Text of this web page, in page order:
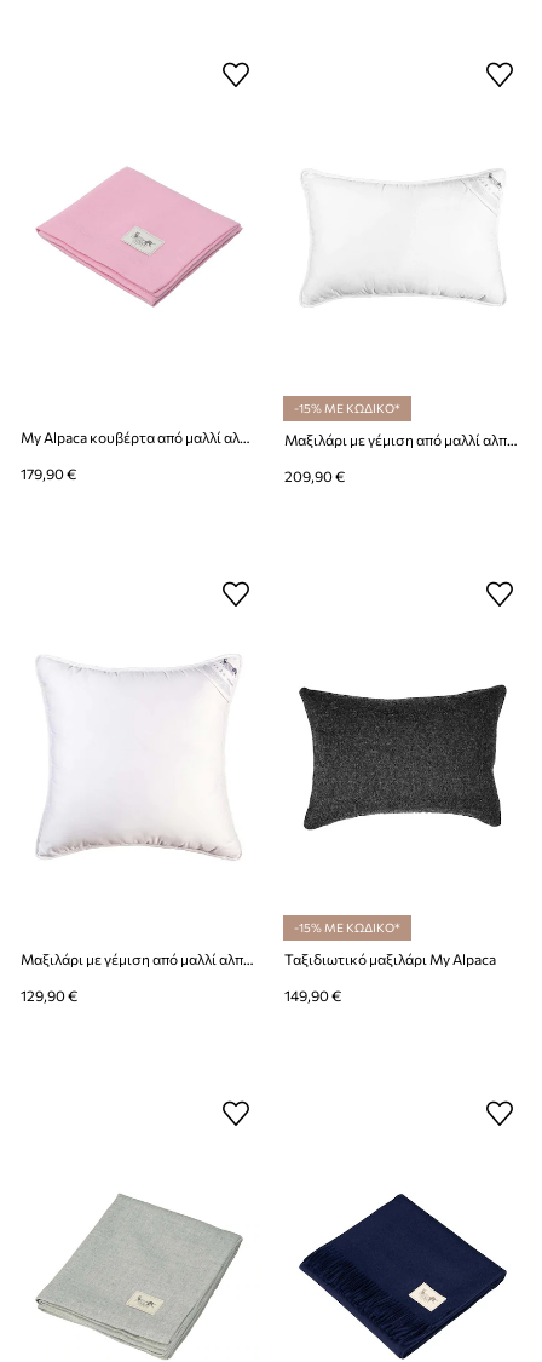
My Alpaca κουβέρτα από μαλλί αλπακά
179,90 €
-15% ΜΕ ΚΩΔΙΚΟ*
Μαξιλάρι με γέμιση από μαλλί αλπακά My Alpaca 40 x 80 cm
209,90 €
129,90 €
-15% ΜΕ ΚΩΔΙΚΟ*
Ταξιδιωτικό μαξιλάρι My Alpaca
149,90 €